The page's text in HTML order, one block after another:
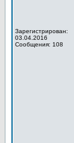
Зарегистрирован:
03.04.2016
Сообщения: 108